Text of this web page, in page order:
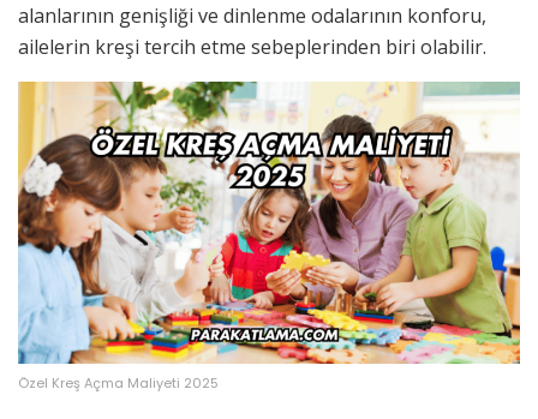
alanlarının genişliği ve dinlenme odalarının konforu,
ailelerin kreşi tercih etme sebeplerinden biri olabilir.
Özel Kreş Açma Maliyeti 2025